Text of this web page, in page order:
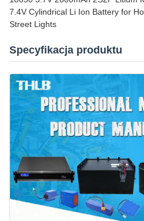
7.4V Cylindrical Li Ion Battery for
Street Lights
Specyfikacja produktu